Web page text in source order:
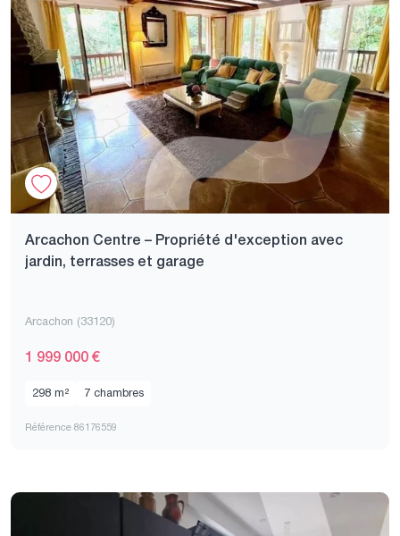
Arcachon Centre – Propriété d'exception avec
jardin, terrasses et garage
Arcachon (33120)
1 999 000 €
298 m² 7 chambres
Référence 86176559